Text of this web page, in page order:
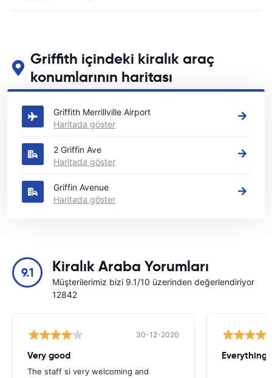
Griffith içindeki kiralık araç
konumlarının haritası
Griffith içindeki başlıca araç kiralama yerlerimizi görün
Griffith Merrillville Airport
Haritada göster
2 Griffin Ave
Haritada göster
Griffin Avenue
Haritada göster
9.1 Kiralık Araba Yorumları
Müşterilerimiz bizi 9.1/10 üzerinden değerlendiriyor
12842
30-12-2020
Very good
The staff si very welcoming and
Everything